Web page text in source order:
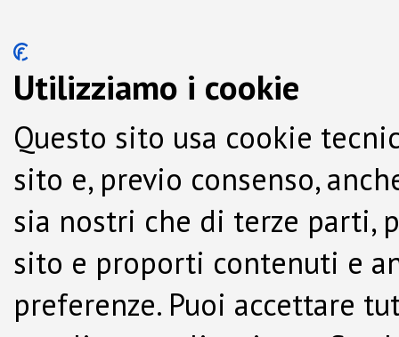
Utilizziamo i cookie
Questo sito usa cookie
sito e, previo consenso,
sia nostri che di terze parti,
sito e proporti contenuti e
preferenze. Puoi accettare